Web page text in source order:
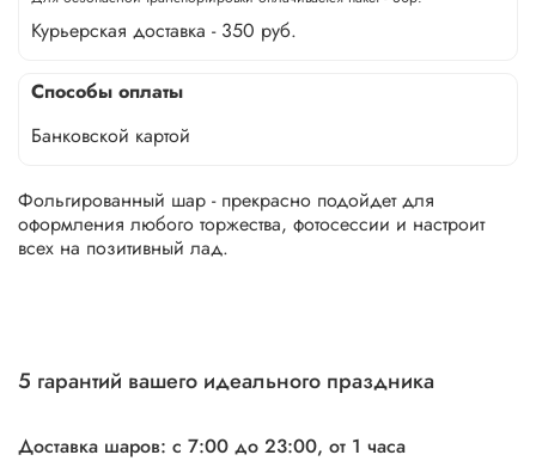
Курьерская доставка - 350 руб.
Способы оплаты
Банковской картой
Фольгированный шар - прекрасно подойдет для
оформления любого торжества, фотосессии и настроит
всех на позитивный лад.
5 гарантий вашего идеального праздника
Доставка шаров: с 7:00 до 23:00, от 1 часа